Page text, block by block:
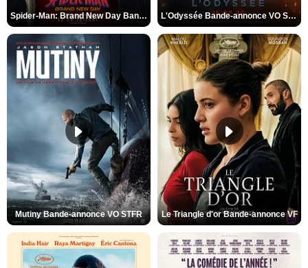
Spider-Man: Brand New Day Bande-annonce VO STFR L'Odyssée Bande-annonce VO STFR
Mutiny Bande-annonce VO STFR Le Triangle d'or Bande-annonce VF